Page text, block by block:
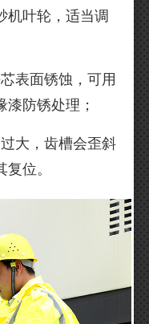
机叶轮，适当调
表面锈蚀，可用
防锈处理；
大，齿槽会歪斜
位。